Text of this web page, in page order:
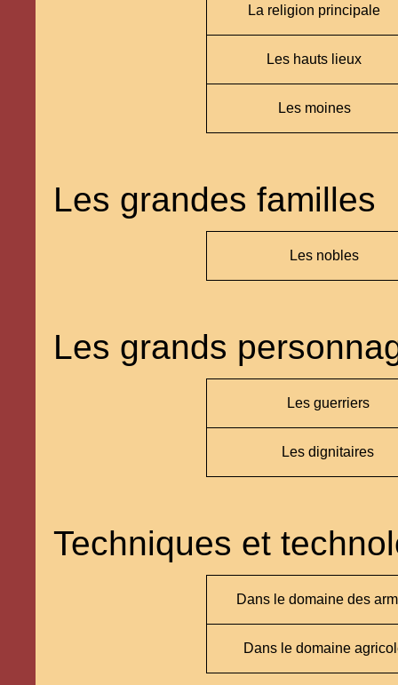
La religion principale
Les hauts lieux
Les moines
Les grandes familles
Les nobles
Les grands
Les guerriers
Les dignitaires
Techniques et
Dans le domaine des
Dans le domaine